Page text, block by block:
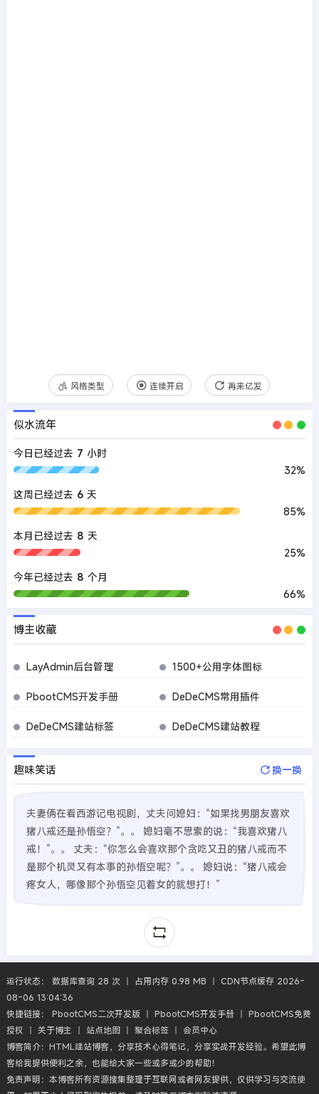
风格类型 连续开启 再来亿发
似水流年
今日已经过去 7 小时
32%
这周已经过去 6 天
85%
本月已经过去 8 天
25%
今年已经过去 8 个月
66%
博主收藏
LayAdmin后台管理 1500+公用字体图标
PbootCMS开发手册 DeDeCMS常用插件
DeDeCMS建站标签 DeDeCMS建站教程
趣味笑话 换一换
夫妻俩在看西游记电视剧，丈夫问媳妇：“如果找男朋友喜欢
猪八戒还是孙悟空？”。。 媳妇毫不思索的说：“我喜欢猪八
戒！”。。 丈夫：“你怎么会喜欢那个贪吃又丑的猪八戒而不
是那个机灵又有本事的孙悟空呢？”。。 媳妇说：“猪八戒会
疼女人，哪像那个孙悟空见着女的就想打！”
运行状态： 数据库查询 28 次 丨 占用内存 0.98 MB 丨 CDN节点缓存 2026-
08-06 13:04:36
快捷链接： PbootCMS二次开发版丨 PbootCMS开发手册 丨 PbootCMS免费
授权 丨 关于博主 丨 站点地图丨 聚合标签丨 会员中心
博客简介：HTML建站博客，分享技术心得笔记，分享实战开发经验。希望此博
客给我提供便利之余，也能给大家一些或多或少的帮助！
免责声明：本博客所有资源搜集整理于互联网或者网友提供，仅供学习与交流使